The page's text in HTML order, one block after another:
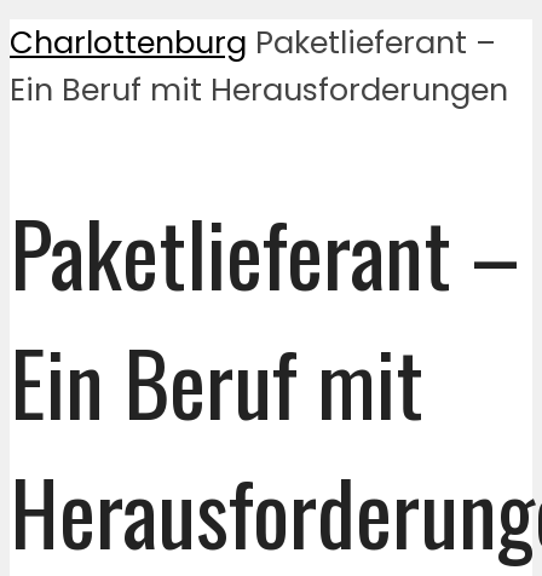
Charlottenburg Paketlieferant –
Ein Beruf mit Herausforderungen
Paketlieferant –
Ein Beruf mit